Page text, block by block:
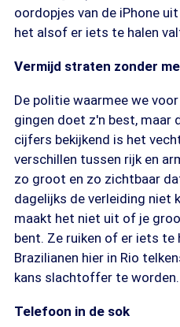
oordopjes van de iPhone
het alsof er iets te halen
Vermijd straten zonder
De politie waarmee we
gingen doet z'n best, maar
cijfers bekijkend is het
verschillen tussen rijk en
zo groot en zo zichtbaar
dagelijks de verleiding niet
maakt het niet uit of je
bent. Ze ruiken of er iets te
Brazilianen hier in Rio
kans slachtoffer te worden.
Telefoon in de sok